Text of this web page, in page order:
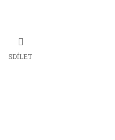
SDÍLET